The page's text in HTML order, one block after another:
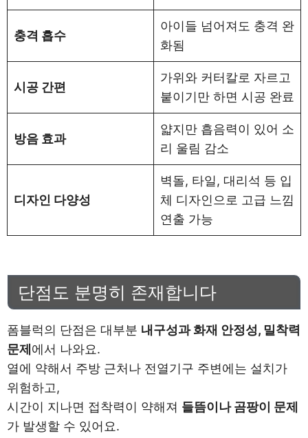
충격 흡수
아이들 넘어져도 충격 완
화됨
시공 간편
가위와 커터칼로 자르고
붙이기만 하면 시공 완료
방음 효과
얇지만 흡음력이 있어 소
리 울림 감소
디자인 다양성
벽돌, 타일, 대리석 등 입
체 디자인으로 고급 느낌
연출 가능
단점도 분명히 존재합니다
폼블럭의 단점은 대부분 내구성과 화재 안정성, 밀착력
문제에서 나와요.
열에 약해서 주방 근처나 전열기구 주변에는 설치가
위험하고,
시간이 지나면 접착력이 약해져 들뜸이나 곰팡이 문제
가 발생할 수 있어요.